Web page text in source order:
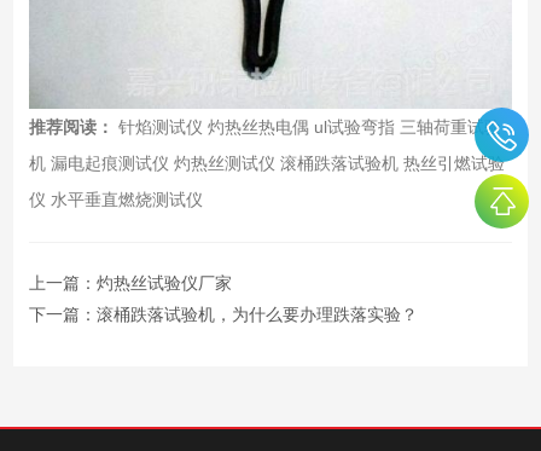
推荐阅读： 针焰测试仪 灼热丝热电偶 ul试验弯指 三轴荷重试验
机 漏电起痕测试仪 灼热丝测试仪 滚桶跌落试验机 热丝引燃试验
仪 水平垂直燃烧测试仪
上一篇： 灼热丝试验仪厂家
下一篇： 滚桶跌落试验机，为什么要办理跌落实验？